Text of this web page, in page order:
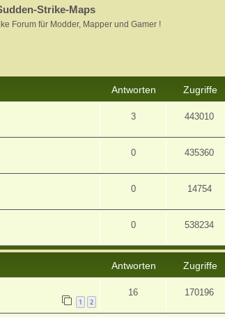
Strike-Maps
Forum für Modder, Mapper und Gamer !
Antworten Zugriffe
3 443010
0 435360
0 14754
0 538234
Antworten Zugriffe
1 2
16 170196